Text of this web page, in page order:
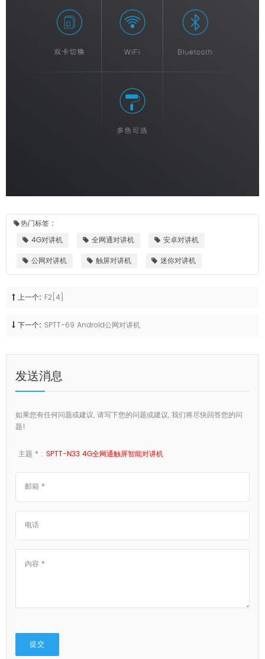
热门标签 :
4G对讲机
全网通对讲机
安卓对讲机
公网对讲机
触屏对讲机 迷你对讲机
上一个: F2[4]
下一个: SPTT-69 Android公网对讲机
发送消息
如果您有任何问题或建议, 请写下您的问题或建议, 我们将尽快回答您的问
题!
主题 * : SPTT-N33 4G全网通触屏智能对讲机